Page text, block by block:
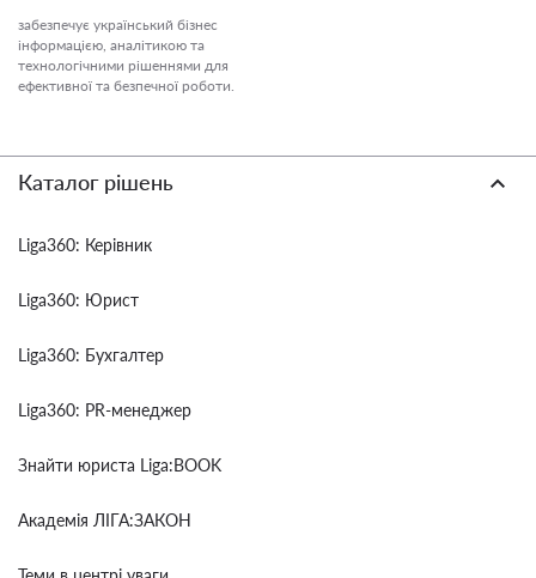
забезпечує український бізнес
інформацією, аналітикою та
технологічними рішеннями для
ефективної та безпечної роботи.
Каталог рішень
Liga360: Керівник
Liga360: Юрист
Liga360: Бухгалтер
Liga360: PR-менеджер
Знайти юриста Liga:BOOK
Академія ЛІГА:ЗАКОН